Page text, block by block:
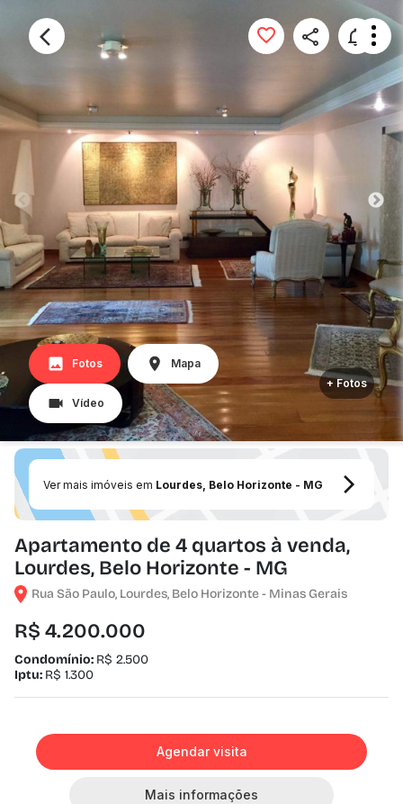
Fotos Mapa
Vídeo
+ Fotos
Ver mais imóveis em Lourdes, Belo Horizonte - MG
Apartamento de 4 quartos à venda,
Lourdes, Belo Horizonte - MG
Rua São Paulo, Lourdes, Belo Horizonte - Minas Gerais
R$ 4.200.000
Condomínio: R$ 2.500
Iptu: R$ 1.300
Agendar visita
Mais informações